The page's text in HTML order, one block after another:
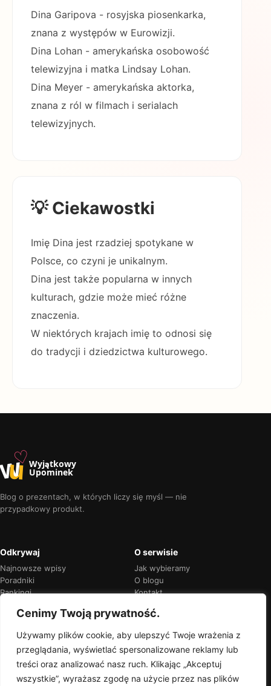
Cenimy Twoją prywatność.
Używamy plików cookie, aby ulepszyć Twoje wrażenia z
przeglądania, wyświetlać spersonalizowane reklamy lub
treści oraz analizować nasz ruch. Klikając „Akceptuj
wszystkie”, wyrażasz zgodę na użycie przez nas plików
Dina Garipova - rosyjska piosenkarka,
znana z występów w Eurowizji.
Dina Lohan - amerykańska osobowość
telewizyjna i matka Lindsay Lohan.
Dina Meyer - amerykańska aktorka,
znana z ról w filmach i serialach
telewizyjnych.
💡 Ciekawostki
Imię Dina jest rzadziej spotykane w
Polsce, co czyni je unikalnym.
Dina jest także popularna w innych
kulturach, gdzie może mieć różne
znaczenia.
W niektórych krajach imię to odnosi się
do tradycji i dziedzictwa kulturowego.
u♡Wyjątkowy
Upominek
Blog o prezentach, w których liczy się myśl — nie
przypadkowy produkt.
Odkrywaj
Najnowsze wpisy
Poradniki
Rankingi
O serwisie
Jak wybieramy
O blogu
Kontakt
Przejrzyste rekomendacje
zawsze oznaczymy je wprost.